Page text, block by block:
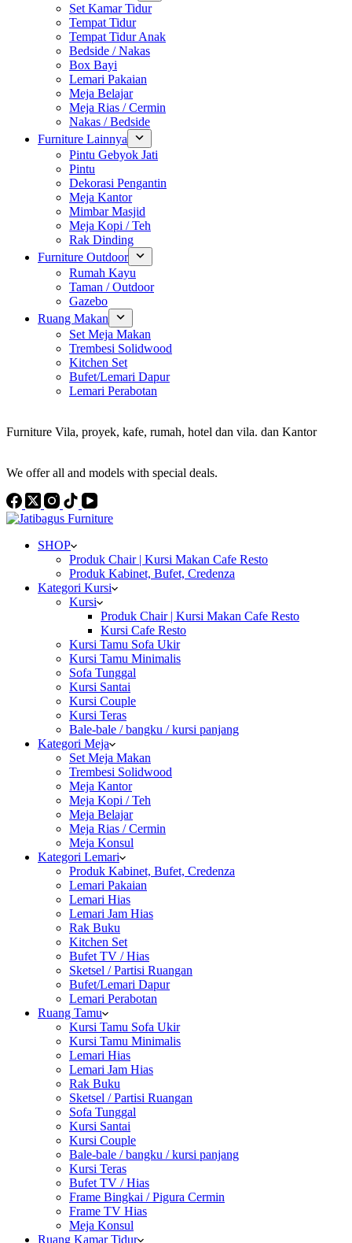
Set Kamar Tidur
Tempat Tidur
Tempat Tidur Anak
Bedside / Nakas
Box Bayi
Lemari Pakaian
Meja Belajar
Meja Rias / Cermin
Nakas / Bedside
Furniture Lainnya
Pintu Gebyok Jati
Pintu
Dekorasi Pengantin
Meja Kantor
Mimbar Masjid
Meja Kopi / Teh
Rak Dinding
Furniture Outdoor
Rumah Kayu
Taman / Outdoor
Gazebo
Ruang Makan
Set Meja Makan
Trembesi Solidwood
Kitchen Set
Bufet/Lemari Dapur
Lemari Perabotan
Furniture Vila, proyek, kafe, rumah, hotel dan vila. dan Kantor
We offer all and models with special deals.
SHOP
Produk Chair | Kursi Makan Cafe Resto
Produk Kabinet, Bufet, Credenza
Kategori Kursi
Kursi
Produk Chair | Kursi Makan Cafe Resto
Kursi Cafe Resto
Kursi Tamu Sofa Ukir
Kursi Tamu Minimalis
Sofa Tunggal
Kursi Santai
Kursi Couple
Kursi Teras
Bale-bale / bangku / kursi panjang
Kategori Meja
Set Meja Makan
Trembesi Solidwood
Meja Kantor
Meja Kopi / Teh
Meja Belajar
Meja Rias / Cermin
Meja Konsul
Kategori Lemari
Produk Kabinet, Bufet, Credenza
Lemari Pakaian
Lemari Hias
Lemari Jam Hias
Rak Buku
Kitchen Set
Bufet TV / Hias
Sketsel / Partisi Ruangan
Bufet/Lemari Dapur
Lemari Perabotan
Ruang Tamu
Kursi Tamu Sofa Ukir
Kursi Tamu Minimalis
Lemari Hias
Lemari Jam Hias
Rak Buku
Sketsel / Partisi Ruangan
Sofa Tunggal
Kursi Santai
Kursi Couple
Bale-bale / bangku / kursi panjang
Kursi Teras
Bufet TV / Hias
Frame Bingkai / Pigura Cermin
Frame TV Hias
Meja Konsul
Ruang Kamar Tidur